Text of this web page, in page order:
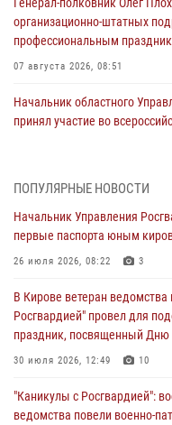
организационно-штатных
профессиональным
07 августа 2026, 08:51
Начальник областного
принял участие во
инструмента
07 августа 2026, 08:39
хулиганстве
06 августа 2026, 07:00
Губернатор Кировской
05 августа 2026, 11:00
ПОПУЛЯРНЫЕ НОВОСТИ
Начальник Управления
первые паспорта юным
26 июля 2026, 08:22 3
В Кирове ветеран
Росгвардией" провел для
праздник, посвященный
30 июля 2026, 12:49 10
"Каникулы с Росгвардией":
ведомства повели военно-